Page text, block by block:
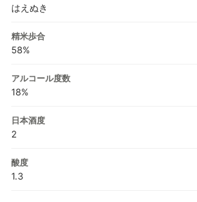
はえぬき
精米歩合
58%
アルコール度数
18%
日本酒度
2
酸度
1.3